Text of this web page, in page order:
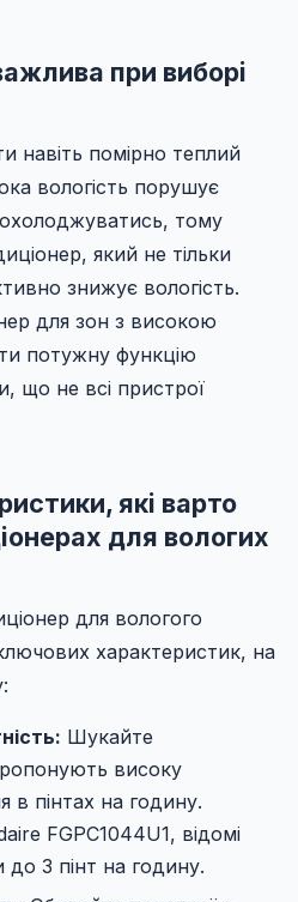
при виборі
навіть помірно теплий
вологість порушує
охолоджуватись, тому
який не тільки
знижує вологість.
для зон з високою
потужну функцію
що не всі пристрої
які варто
для вологих
для вологого
характеристик, на
Шукайте
високу
в пінтах на годину.
FGPC1044U1, відомі
до 3 пінт на годину.